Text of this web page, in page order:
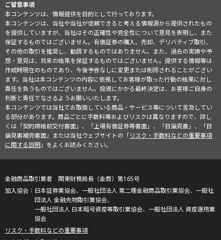
ご留意事項
本コンテンツは、情報提供を目的として行っております。
本コンテンツは、当社や当社が信頼できると考える情報源から提供されたもの
を提供していますが、当社はその正確性や完全性について意見を表明し、また
保証するものではございません。有価証券の購入、売却、デリバティブ取引、
その他の取引を推奨し、勧誘するものではありません。また、過去の実績や予
想・意見は、将来の結果を保証するものではございません。提供する情報等は
作成時現在のものであり、今後予告なしに変更または削除されることがござい
ます。当社は本コンテンツの内容に依拠してお客様が取った行動の結果に対し
責任を負うものではございません。投資にかかる最終決定は、お客様ご自身の
判断と責任でなさるようお願いいたします。
本コンテンツでは当社でお取扱している商品・サービス等について言及してい
る部分があります。商品ごとに手数料等およびリスクは異なりますので、詳し
くは「契約締結前交付書面」、「上場有価証券等書面」、「目論見書」、「目
論見書補完書面」または当社ウェブサイトの「リスク・手数料などの重要事項
に関する説明」をよくお読みください。
金融商品取引業者 関東財務局長（金商）第165号
日本証券業協会、一般社団法人 第二種金融商品取引業協会、一般社
団法人 金融先物取引業協会、
一般社団法人 日本暗号資産等取引業協会、一般社団法人 資産運用業
協会
リスク・手数料などの重要事項